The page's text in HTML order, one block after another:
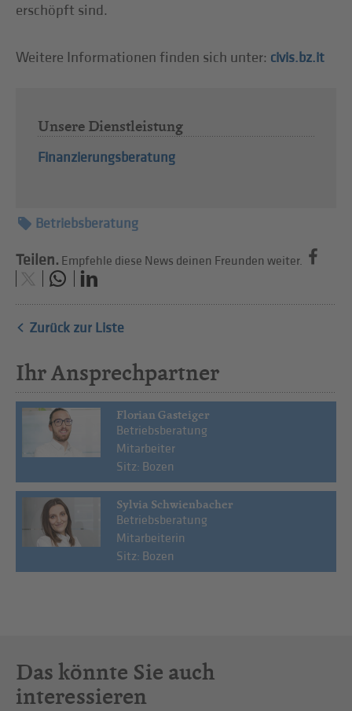
erschöpft sind.
Weitere Informationen finden sich unter: civis.bz.it
Unsere Dienstleistung
Finanzierungsberatung
Betriebsberatung
Teilen. Empfehle diese News deinen Freunden weiter.
Zurück zur Liste
Ihr Ansprechpartner
Florian Gasteiger
Betriebsberatung
Mitarbeiter
Sitz: Bozen
Sylvia Schwienbacher
Betriebsberatung
Mitarbeiterin
Sitz: Bozen
Das könnte Sie auch
interessieren